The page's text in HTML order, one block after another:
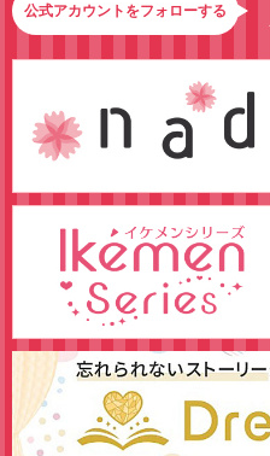
公式アカウントをフォローする